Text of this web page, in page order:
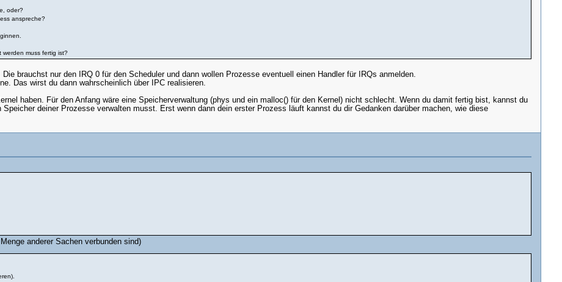
oder?
anspreche?
werden muss fertig ist?
brauchst nur den IRQ 0 für den Scheduler und dann wollen Prozesse eventuell einen Handler für IRQs anmelden.
Das wirst du dann wahrscheinlich über IPC realisieren.
haben. Für den Anfang wäre eine Speicherverwaltung (phys und ein malloc() für den Kernel) nicht schlecht. Wenn du damit fertig bist, kannst du
deiner Prozesse verwalten musst. Erst wenn dann dein erster Prozess läuft kannst du dir Gedanken darüber machen, wie diese
anderer Sachen verbunden sind)